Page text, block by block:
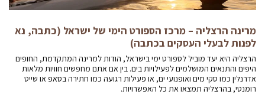
מרינה הרצליה – מרכז הספורט הימי של ישראל (כתבה, נא
לפנות לבעלי העסקים בכתבה)
הרצליה היא יעד מוביל לספורט ימי בישראל, הודות למרינה המתקדמת, החופים
היפים והתנאים המושלמים לפעילויות בים. בין אם אתם מחפשים חוויות מלאות
אדרנלין כמו סקי מים ואופנועי ים, או פעילות רגועה כמו חתירה בסאפ או שייט
רומנטי, בהרצליה תמצאו את כל האפשרויות.